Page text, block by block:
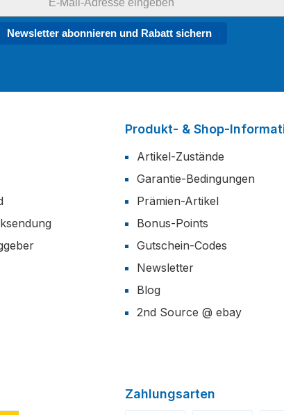
Newsletter abonnieren und Rabatt sichern
Produkt- & Shop-
Artikel-Zustände
Garantie-Bedingungen
Prämien-Artikel
Bonus-Points
Gutschein-Codes
Newsletter
Blog
2nd Source @ ebay
Zahlungsarten